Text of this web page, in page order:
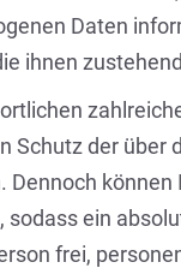
Daten
ihnen
Schutz der über
ein
frei,